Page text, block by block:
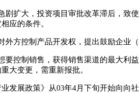
剧扩大，投资项目审批改革滞后，致
应的条件。
外方控制产品开发权，提出鼓励企业
要控制销售，获得销售渠道的最大利
大变更，需重新报批。
发展政策》从03年4月下旬开始向向